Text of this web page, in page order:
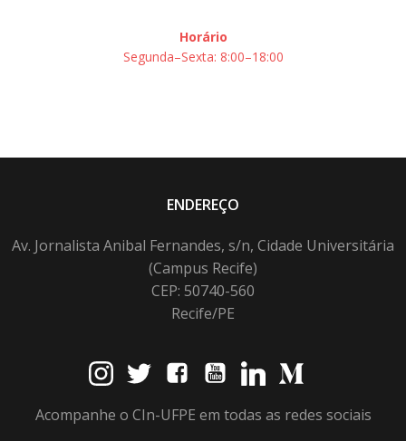
Horário
Segunda–Sexta: 8:00–18:00
ENDEREÇO
Av. Jornalista Anibal Fernandes, s/n, Cidade Universitária
(Campus Recife)
CEP: 50740-560
Recife/PE
Acompanhe o CIn-UFPE em todas as redes sociais